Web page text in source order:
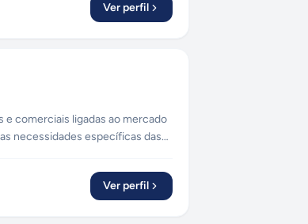
Ver perfil
e comerciais ligadas ao mercado
necessidades específicas das
Ver perfil